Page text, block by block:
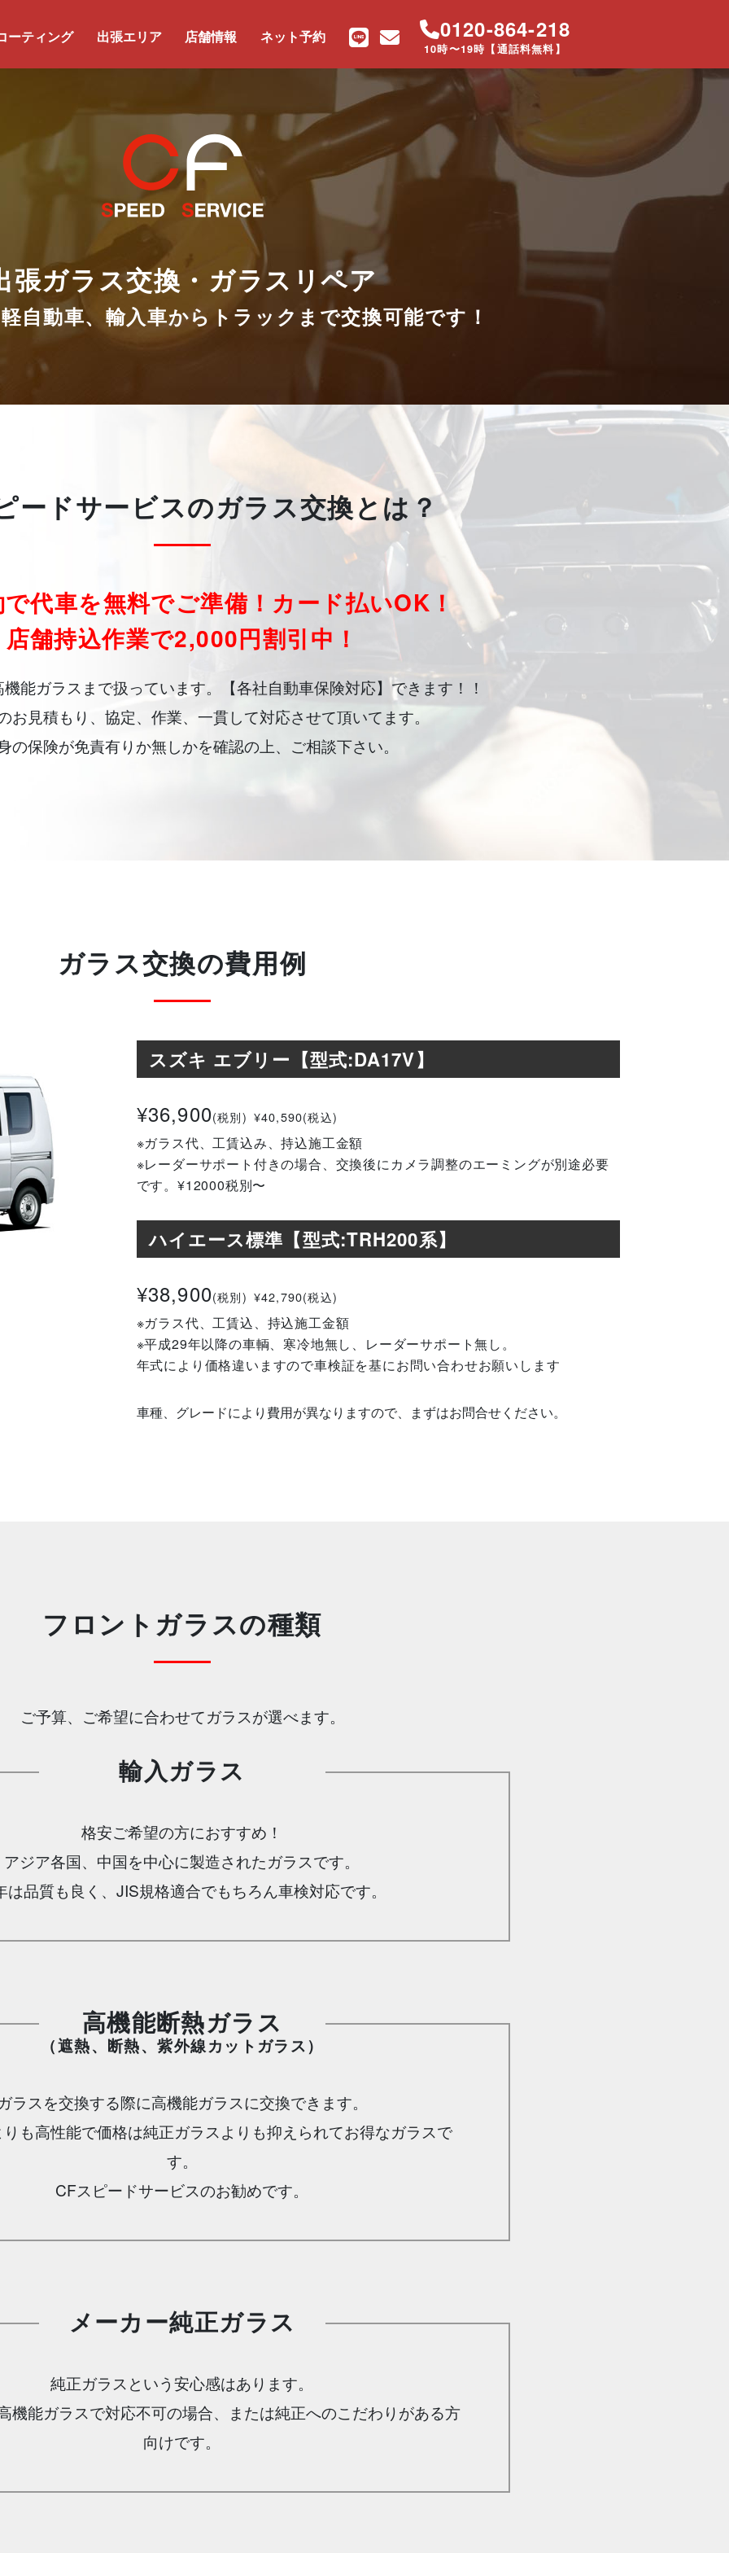
ーティング 出張エリア 店舗情報 ネット予約 0120-864-218
10時〜19時【通話料無料】
張ガラス交換・ガラスリペア
自動車、輸入車から トラックまで交換可能です！
ードサービスのガラス交換とは？
代車を無料でご準備！ カード払いOK！
店舗持込作業で2,000円割引中！
能ガラスまで扱っています。【各社自動車保険対応】できます！！
お見積もり、協定、作業、一貫して対応させて頂いてます。
の保険が免責有りか無しかを確認の上、ご相談下さい。
ガラス交換の費用例
スズキ エブリー【型式:DA17V】
¥36,900(税別) ¥40,590(税込)
※ガラス代、工賃込み、持込施工金額
※レーダーサポート付きの場合、交換後にカメラ調整のエーミングが別途必要
です。¥12000税別〜
ハイエース標準【型式:TRH200系】
¥38,900(税別) ¥42,790(税込)
※ガラス代、工賃込、持込施工金額
※平成29年以降の車輌、寒冷地無し、レーダーサポート無し。
年式により価格違いますので車検証を基にお問い合わせお願いします
車種、グレードにより費用が異なりますので、まずはお問合せください。
フロントガラスの種類
ご予算、ご希望に合わせてガラスが選べます。
輸入ガラス
格安ご希望の方におすすめ！
アジア各国、中国を中心に製造されたガラスです。
は品質も良く、JIS規格適合でもちろん車検対応です。
高機能断熱ガラス
（遮熱、断熱、紫外線カットガラス）
ラスを交換する際に高機能ガラスに交換できます。
も高性能で価格は純正ガラスよりも抑えられてお得なガラスで
す。
CFスピードサービスのお勧めです。
メーカー純正ガラス
純正ガラスという安心感はあります。
機能ガラスで対応不可の場合、
または純正へのこだわりがある方
向けです。